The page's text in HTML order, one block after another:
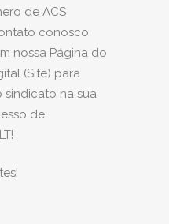
de ACS
conosco
nossa Página do
(Site) para
sindicato na sua
de